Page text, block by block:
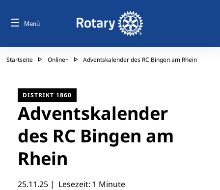
Menü
Startseite Online+ Adventskalender des RC Bingen am Rhein
DISTRIKT 1860
Adventskalender
des RC Bingen am
Rhein
25.11.25 | Lesezeit: 1 Minute